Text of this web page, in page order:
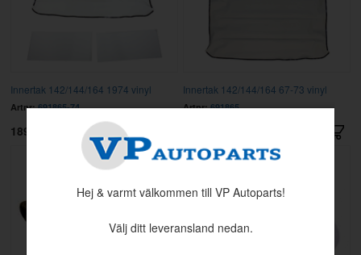
Innertak 142/144/164 1974 vinyl
Artnr:691865-74
1895 kr
Innertak 142/144/164 67-73 vinyl
Artnr:691865
Hej & varmt välkommen till VP Autoparts!
Välj ditt leveransland nedan.